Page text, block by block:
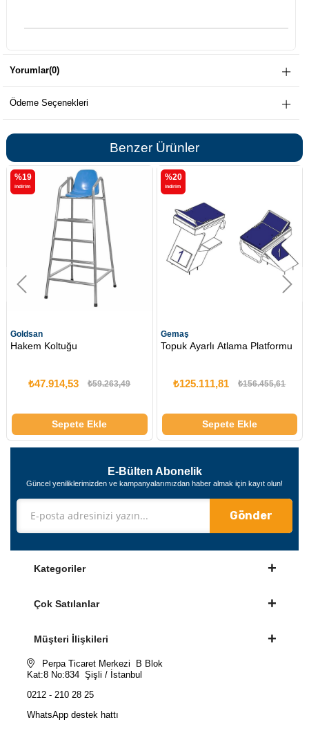
Yorumlar(0)
Ödeme Seçenekleri
Benzer Ürünler
Goldsan
Hakem Koltuğu
₺47.914,53 ₺59.263,49
Sepete Ekle
%19
i̇ndirim
Gemaş
Topuk Ayarlı Atlama Platformu
₺125.111,81 ₺156.455,61
Sepete Ekle
%20
i̇ndirim
E-Bülten Abonelik
Güncel yeniliklerimizden ve kampanyalarımızdan haber almak için kayıt olun!
Gönder
Kategoriler
Çok Satılanlar
Müşteri İlişkileri
Perpa Ticaret Merkezi B Blok
Kat:8 No:834 Şişli / İstanbul
0212 - 210 28 25
WhatsApp destek hattı